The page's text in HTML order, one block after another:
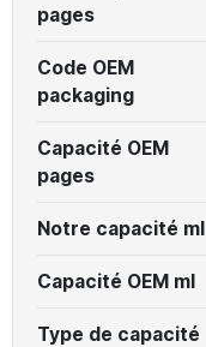
pages
Code OEM
packaging
Capacité OEM
pages
Notre capacité ml
Capacité OEM ml
Type de capacité